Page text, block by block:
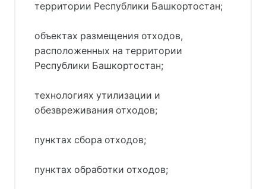
территории Республики Башкортостан;
объектах размещения отходов,
расположенных на территории
Республики Башкортостан;
технологиях утилизации и
обезвреживания отходов;
пунктах сбора отходов;
пунктах обработки отходов;